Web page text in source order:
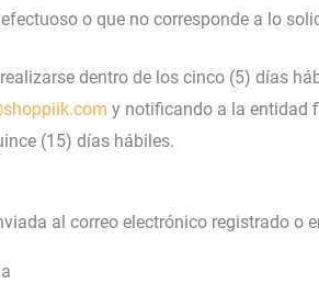
o que no corresponde a lo
dentro de los cinco (5) días
y notificando a la entidad
(15) días hábiles.
al correo electrónico registrado